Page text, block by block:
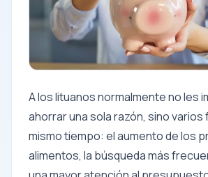
A los lituanos normalmente no les
ahorrar una sola razón, sino
mismo tiempo: el aumento de los
alimentos, la búsqueda más